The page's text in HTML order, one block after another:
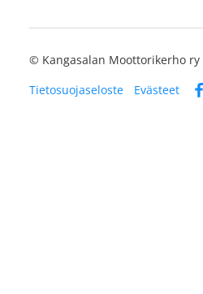
© Kangasalan Moottorikerho ry
Tietosuojaseloste
Evästeet